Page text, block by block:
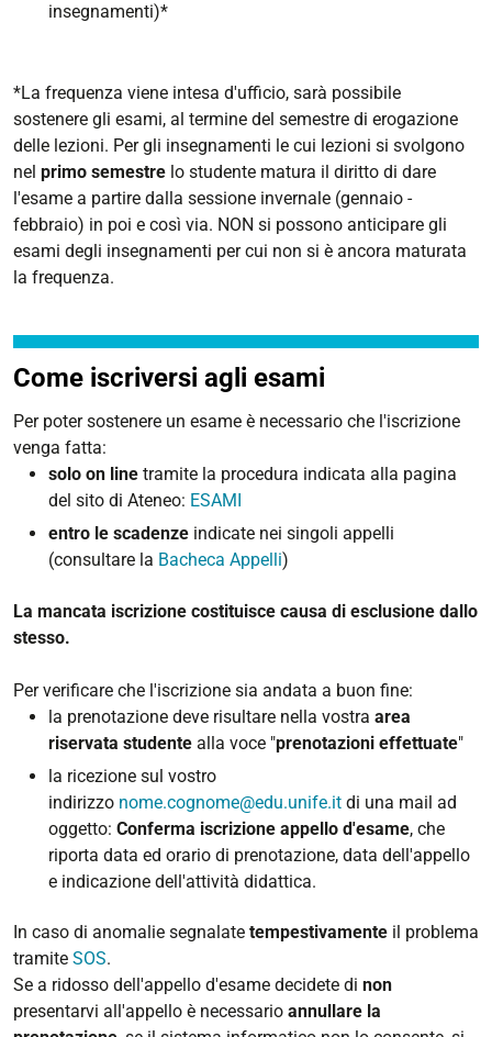
insegnamenti)*
*La frequenza viene intesa d'ufficio, sarà possibile
sostenere gli esami, al termine del semestre di erogazione
delle lezioni. Per gli insegnamenti le cui lezioni si svolgono
nel primo semestre lo studente matura il diritto di dare
l'esame a partire dalla sessione invernale (gennaio -
febbraio) in poi e così via. NON si possono anticipare gli
esami degli insegnamenti per cui non si è ancora maturata
la frequenza.
Come iscriversi agli esami
Per poter sostenere un esame è necessario che l'iscrizione
venga fatta:
solo on line tramite la procedura indicata alla pagina
del sito di Ateneo: ESAMI
entro le scadenze indicate nei singoli appelli
(consultare la Bacheca Appelli)
La mancata iscrizione costituisce causa di esclusione dallo
stesso.
Per verificare che l'iscrizione sia andata a buon fine:
la prenotazione deve risultare nella vostra area
riservata studente alla voce "prenotazioni effettuate"
la ricezione sul vostro
indirizzo nome.cognome@edu.unife.it di una mail ad
oggetto: Conferma iscrizione appello d'esame, che
riporta data ed orario di prenotazione, data dell'appello
e indicazione dell'attività didattica.
In caso di anomalie segnalate tempestivamente il problema
tramite SOS.
Se a ridosso dell'appello d'esame decidete di non
presentarvi all'appello è necessario annullare la